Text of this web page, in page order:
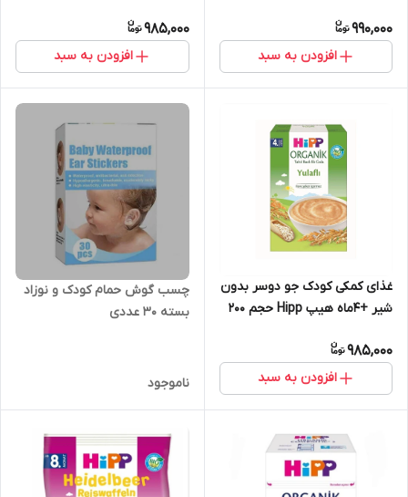
990,000
افزودن به سبد
985,000
افزودن به سبد
غذای کمکی کودک جو دوسر بدون
شیر +4ماه هیپ Hipp حجم ۲۰۰
985,000
افزودن به سبد
چسب گوش حمام کودک و نوزاد
بسته 30 عددی
ناموجود